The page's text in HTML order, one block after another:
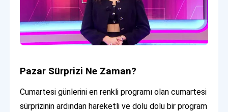
Pazar Sürprizi Ne Zaman?
Cumartesi günlerini en renkli programı olan cumartesi
sürprizinin ardından hareketli ve dolu dolu bir program